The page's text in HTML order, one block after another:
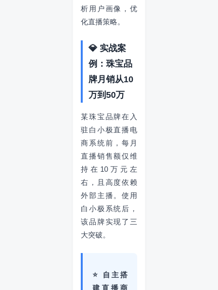
析用户画像，优
化直播策略。
💎 实战案
例：珠宝品
牌月销从10
万到50万
某珠宝品牌在入
驻白小极直播电
商系统前，每月
直播销售额仅维
持在10万元左
右，且高度依赖
外部主播。使用
白小极系统后，
该品牌实现了三
大突破。
⭐ 自主搭
建直播商